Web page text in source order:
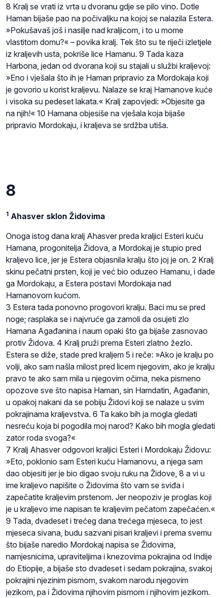
8 Kralj se vrati iz vrta u dvoranu gdje se pilo vino. Dotle
Haman bijaše pao na počivaljku na kojoj se nalazila Estera.
»Pokušavaš još i nasilje nad kraljicom, i to u mome
vlastitom domu?« – povika kralj. Tek što su te riječi izletjele
iz kraljevih usta, pokriše lice Hamanu. 9 Tada kaza
Harbona, jedan od dvorana koji su stajali u službi kraljevoj:
»Eno i vješala što ih je Haman pripravio za Mordokaja koji
je govorio u korist kraljevu. Nalaze se kraj Hamanove kuće
i visoka su pedeset lakata.« Kralj zapovjedi: »Objesite ga
na njih!« 10 Hamana objesiše na vješala koja bijaše
pripravio Mordokaju, i kraljeva se srdžba utiša.
8
1 Ahasver sklon Židovima
Onoga istog dana kralj Ahasver preda kraljici Esteri kuću
Hamana, progonitelja Židova, a Mordokaj je stupio pred
kraljevo lice, jer je Estera objasnila kralju što joj je on. 2 Kralj
skinu pečatni prsten, koji je već bio oduzeo Hamanu, i dade
ga Mordokaju, a Estera postavi Mordokaja nad
Hamanovom kućom.
3 Estera tada ponovno progovori kralju. Baci mu se pred
noge; rasplaka se i najvruće ga zamoli da osujeti zlo
Hamana Agađanina i naum opaki što ga bijaše zasnovao
protiv Židova. 4 Kralj pruži prema Esteri zlatno žezlo.
Estera se diže, stade pred kraljem 5 i reče: »Ako je kralju po
volji, ako sam našla milost pred licem njegovim, ako je kralju
pravo te ako sam mila u njegovim očima, neka pismeno
opozove sve što napisa Haman, sin Hamdatin, Agađanin,
u opakoj nakani da se pobiju Židovi koji se nalaze u svim
pokrajinama kraljevstva. 6 Ta kako bih ja mogla gledati
nesreću koja bi pogodila moj narod? Kako bih mogla gledati
zator roda svoga?«
7 Kralj Ahasver odgovori kraljici Esteri i Mordokaju Židovu:
»Eto, poklonio sam Esteri kuću Hamanovu, a njega sam
dao objesiti jer je bio digao svoju ruku na Židove, 8 a vi u
ime kraljevo napišite o Židovima što vam se sviđa i
zapečatite kraljevim prstenom. Jer neopoziv je proglas koji
je u kraljevo ime napisan te kraljevim pečatom zapečaćen.«
9 Tada, dvadeset i trećeg dana trećega mjeseca, to jest
mjeseca sivana, budu sazvani pisari kraljevi i prema svemu
što bijaše naredio Mordokaj napisa se Židovima,
namjesnicima, upraviteljima i knezovima pokrajina od Indije
do Etiopije, a bijaše sto dvadeset i sedam pokrajina, svakoj
pokrajini njezinim pismom, svakom narodu njegovim
jezikom, pa i Židovima njihovim pismom i njihovim jezikom.